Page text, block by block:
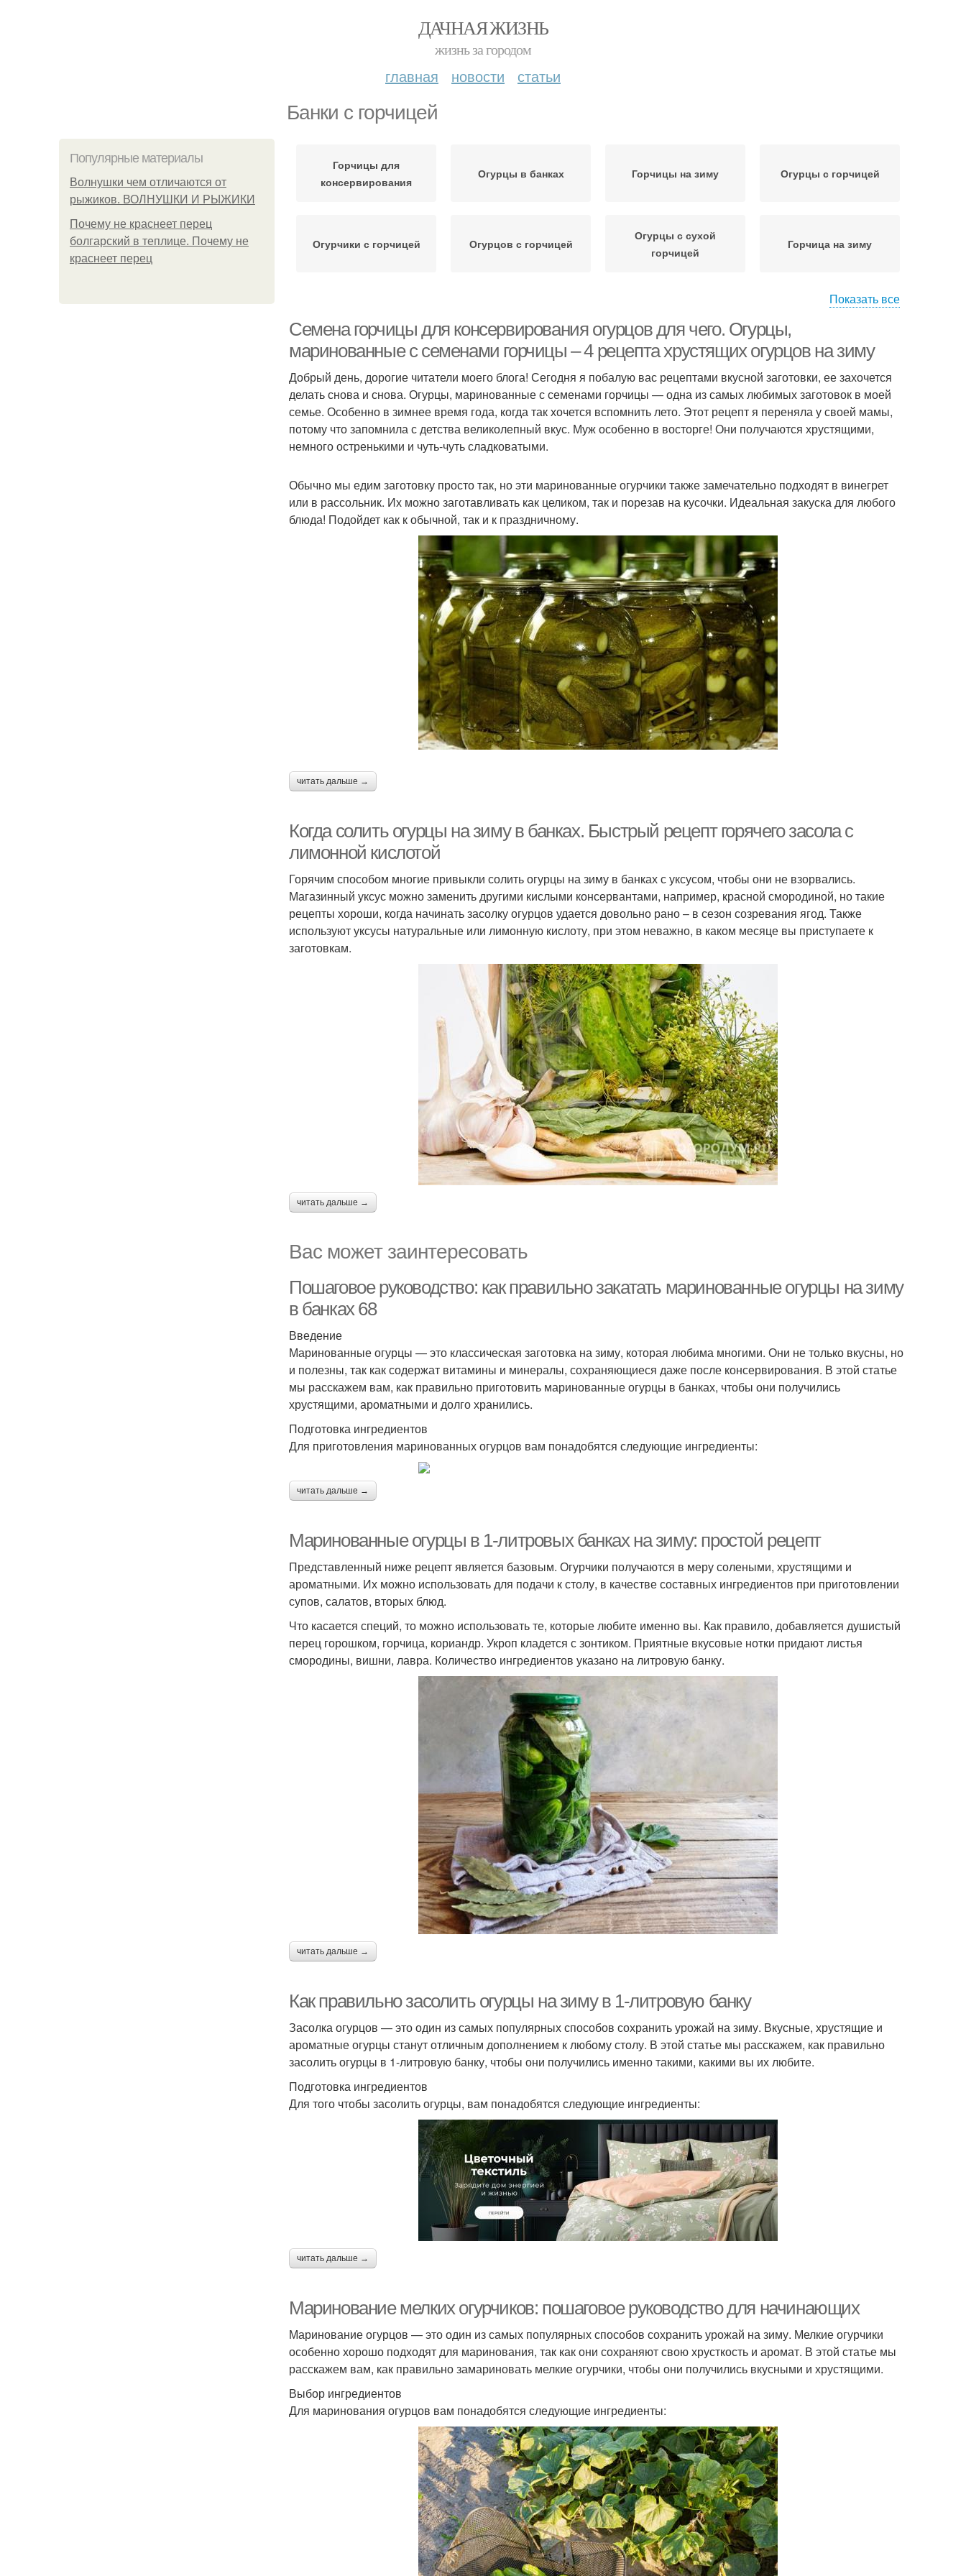
ДАЧНАЯ ЖИЗНЬ
жизнь за городом
главная новости статьи
Банки с горчицей
Популярные материалы
Волнушки чем отличаются от
рыжиков. ВОЛНУШКИ И РЫЖИКИ
Почему не краснеет перец
болгарский в теплице. Почему не
краснеет перец
Горчицы для
консервирования
Огурцы в банках Горчицы на зиму Огурцы с горчицей
Огурчики с горчицей Огурцов с горчицей
Огурцы с сухой
горчицей
Горчица на зиму
Показать все
Семена горчицы для консервирования огурцов для чего. Огурцы,
маринованные с семенами горчицы – 4 рецепта хрустящих огурцов на зиму
Добрый день, дорогие читатели моего блога! Сегодня я побалую вас рецептами вкусной заготовки, ее захочется
делать снова и снова. Огурцы, маринованные с семенами горчицы — одна из самых любимых заготовок в моей
семье. Особенно в зимнее время года, когда так хочется вспомнить лето. Этот рецепт я переняла у своей мамы,
потому что запомнила с детства великолепный вкус. Муж особенно в восторге! Они получаются хрустящими,
немного остренькими и чуть-чуть сладковатыми.
Обычно мы едим заготовку просто так, но эти маринованные огурчики также замечательно подходят в винегрет
или в рассольник. Их можно заготавливать как целиком, так и порезав на кусочки. Идеальная закуска для любого
блюда! Подойдет как к обычной, так и к праздничному.
читать дальше →
Когда солить огурцы на зиму в банках. Быстрый рецепт горячего засола с
лимонной кислотой
Горячим способом многие привыкли солить огурцы на зиму в банках с уксусом, чтобы они не взорвались.
Магазинный уксус можно заменить другими кислыми консервантами, например, красной смородиной, но такие
рецепты хороши, когда начинать засолку огурцов удается довольно рано – в сезон созревания ягод. Также
используют уксусы натуральные или лимонную кислоту, при этом неважно, в каком месяце вы приступаете к
заготовкам.
читать дальше →
Вас может заинтересовать
Пошаговое руководство: как правильно закатать маринованные огурцы на зиму
в банках 68
Введение
Маринованные огурцы — это классическая заготовка на зиму, которая любима многими. Они не только вкусны, но
и полезны, так как содержат витамины и минералы, сохраняющиеся даже после консервирования. В этой статье
мы расскажем вам, как правильно приготовить маринованные огурцы в банках, чтобы они получились
хрустящими, ароматными и долго хранились.
Подготовка ингредиентов
Для приготовления маринованных огурцов вам понадобятся следующие ингредиенты:
читать дальше →
Маринованные огурцы в 1-литровых банках на зиму: простой рецепт
Представленный ниже рецепт является базовым. Огурчики получаются в меру солеными, хрустящими и
ароматными. Их можно использовать для подачи к столу, в качестве составных ингредиентов при приготовлении
супов, салатов, вторых блюд.
Что касается специй, то можно использовать те, которые любите именно вы. Как правило, добавляется душистый
перец горошком, горчица, кориандр. Укроп кладется с зонтиком. Приятные вкусовые нотки придают листья
смородины, вишни, лавра. Количество ингредиентов указано на литровую банку.
читать дальше →
Как правильно засолить огурцы на зиму в 1-литровую банку
Засолка огурцов — это один из самых популярных способов сохранить урожай на зиму. Вкусные, хрустящие и
ароматные огурцы станут отличным дополнением к любому столу. В этой статье мы расскажем, как правильно
засолить огурцы в 1-литровую банку, чтобы они получились именно такими, какими вы их любите.
Подготовка ингредиентов
Для того чтобы засолить огурцы, вам понадобятся следующие ингредиенты:
читать дальше →
Маринование мелких огурчиков: пошаговое руководство для начинающих
Маринование огурцов — это один из самых популярных способов сохранить урожай на зиму. Мелкие огурчики
особенно хорошо подходят для маринования, так как они сохраняют свою хрусткость и аромат. В этой статье мы
расскажем вам, как правильно замариновать мелкие огурчики, чтобы они получились вкусными и хрустящими.
Выбор ингредиентов
Для маринования огурцов вам понадобятся следующие ингредиенты: